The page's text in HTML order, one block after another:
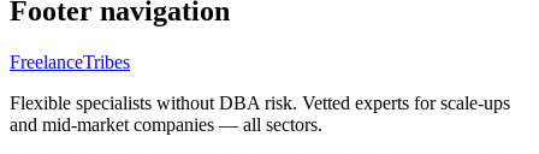
Footer navigation
FreelanceTribes
Flexible specialists without DBA risk. Vetted experts for scale-ups
and mid-market companies — all sectors.